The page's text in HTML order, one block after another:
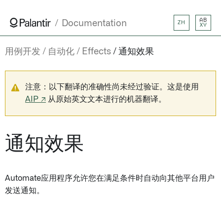
Documentation ZH
AB
XY
用例开发 自动化 Effects 通知效果
注意：以下翻译的准确性尚未经过验证。这是使用
AIP ↗ 从原始英文文本进行的机器翻译。
通知效果
Automate应用程序允许您在满足条件时自动向其他平台用户
发送通知。